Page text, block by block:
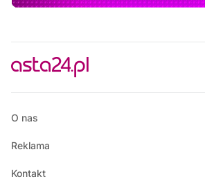
14:30
15:00
Polskie Lasy
O nas
Reklama
Kontakt